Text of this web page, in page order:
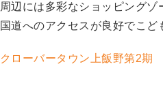
周辺には多彩なショッピングゾ
国道へのアクセスが良好でこど
クローバータウン上飯野第2期